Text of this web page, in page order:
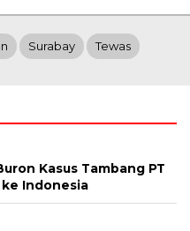
Surabay Tewas
Kasus Tambang PT
Indonesia